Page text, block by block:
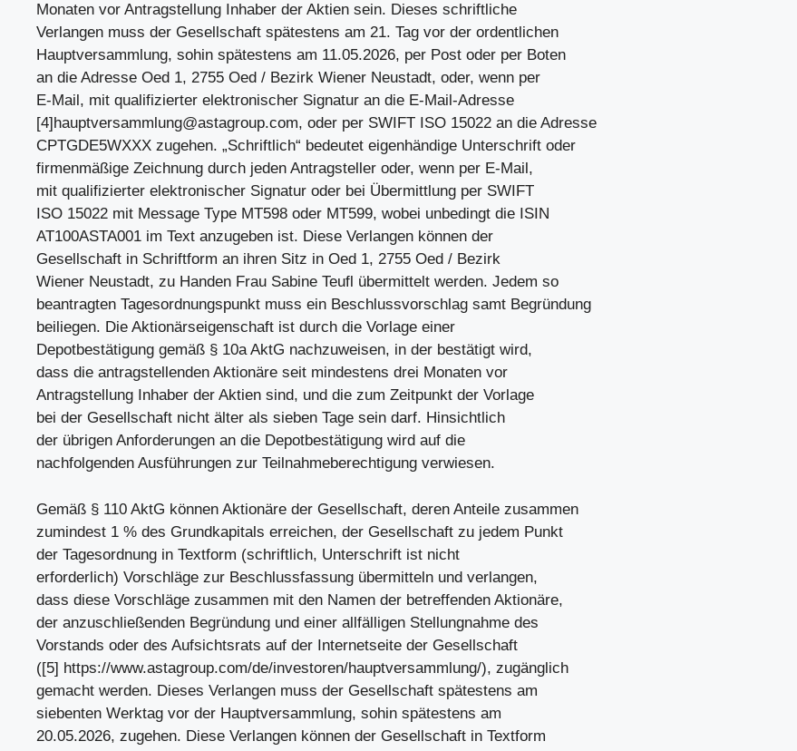
Monaten vor Antragstellung Inhaber der Aktien sein. Dieses schriftliche
Verlangen muss der Gesellschaft spätestens am 21. Tag vor der ordentlichen
Hauptversammlung, sohin spätestens am 11.05.2026, per Post oder per Boten
an die Adresse Oed 1, 2755 Oed / Bezirk Wiener Neustadt, oder, wenn per
E-Mail, mit qualifizierter elektronischer Signatur an die E-Mail-Adresse
[4]hauptversammlung@astagroup.com, oder per SWIFT ISO 15022 an die Adresse
CPTGDE5WXXX zugehen. „Schriftlich“ bedeutet eigenhändige Unterschrift oder
firmenmäßige Zeichnung durch jeden Antragsteller oder, wenn per E-Mail,
mit qualifizierter elektronischer Signatur oder bei Übermittlung per SWIFT
ISO 15022 mit Message Type MT598 oder MT599, wobei unbedingt die ISIN
AT100ASTA001 im Text anzugeben ist. Diese Verlangen können der
Gesellschaft in Schriftform an ihren Sitz in Oed 1, 2755 Oed / Bezirk
Wiener Neustadt, zu Handen Frau Sabine Teufl übermittelt werden. Jedem so
beantragten Tagesordnungspunkt muss ein Beschlussvorschlag samt Begründung
beiliegen. Die Aktionärseigenschaft ist durch die Vorlage einer
Depotbestätigung gemäß § 10a AktG nachzuweisen, in der bestätigt wird,
dass die antragstellenden Aktionäre seit mindestens drei Monaten vor
Antragstellung Inhaber der Aktien sind, und die zum Zeitpunkt der Vorlage
bei der Gesellschaft nicht älter als sieben Tage sein darf. Hinsichtlich
der übrigen Anforderungen an die Depotbestätigung wird auf die
nachfolgenden Ausführungen zur Teilnahmeberechtigung verwiesen.
Gemäß § 110 AktG können Aktionäre der Gesellschaft, deren Anteile zusammen
zumindest 1 % des Grundkapitals erreichen, der Gesellschaft zu jedem Punkt
der Tagesordnung in Textform (schriftlich, Unterschrift ist nicht
erforderlich) Vorschläge zur Beschlussfassung übermitteln und verlangen,
dass diese Vorschläge zusammen mit den Namen der betreffenden Aktionäre,
der anzuschließenden Begründung und einer allfälligen Stellungnahme des
Vorstands oder des Aufsichtsrats auf der Internetseite der Gesellschaft
([5] https://www.astagroup.com/de/investoren/hauptversammlung/), zugänglich
gemacht werden. Dieses Verlangen muss der Gesellschaft spätestens am
siebenten Werktag vor der Hauptversammlung, sohin spätestens am
20.05.2026, zugehen. Diese Verlangen können der Gesellschaft in Textform